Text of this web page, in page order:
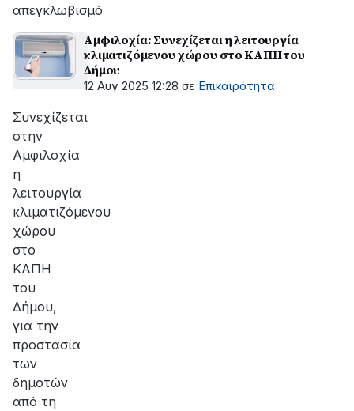
απεγκλωβισμό
Αμφιλοχία: Συνεχίζεται η λειτουργία
κλιματιζόμενου χώρου στο ΚΑΠΗ του
Δήμου
12 Αυγ 2025 12:28 σε Επικαιρότητα
Συνεχίζεται
στην
Αμφιλοχία
η
λειτουργία
κλιματιζόμενου
χώρου
στο
ΚΑΠΗ
του
Δήμου,
για την
προστασία
των
δημοτών
από τη